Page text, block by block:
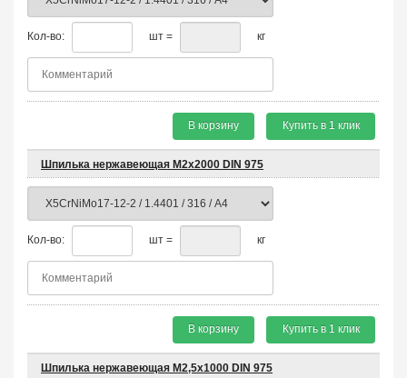
Кол-во: шт = кг
В корзину Купить в 1 клик
Шпилька нержавеющая М2х2000 DIN 975
Кол-во: шт = кг
В корзину Купить в 1 клик
Шпилька нержавеющая М2,5х1000 DIN 975